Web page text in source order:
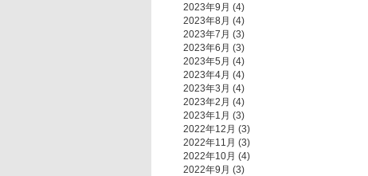
2023年9月 (4)
2023年8月 (4)
2023年7月 (3)
2023年6月 (3)
2023年5月 (4)
2023年4月 (4)
2023年3月 (4)
2023年2月 (4)
2023年1月 (3)
2022年12月 (3)
2022年11月 (3)
2022年10月 (4)
2022年9月 (3)